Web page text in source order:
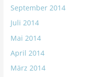
September 2014
Juli 2014
Mai 2014
April 2014
März 2014